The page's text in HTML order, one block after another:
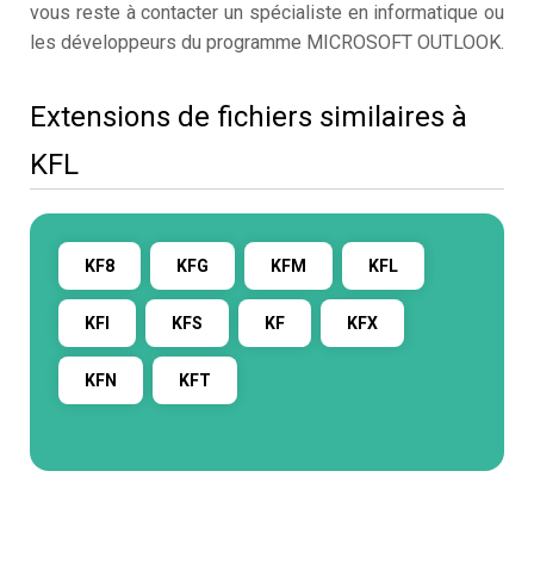
vous reste à contacter un spécialiste en informatique ou
les développeurs du programme MICROSOFT OUTLOOK.
Extensions de fichiers similaires à
KFL
KF8 KFG KFM KFL
KFI KFS KF KFX
KFN KFT